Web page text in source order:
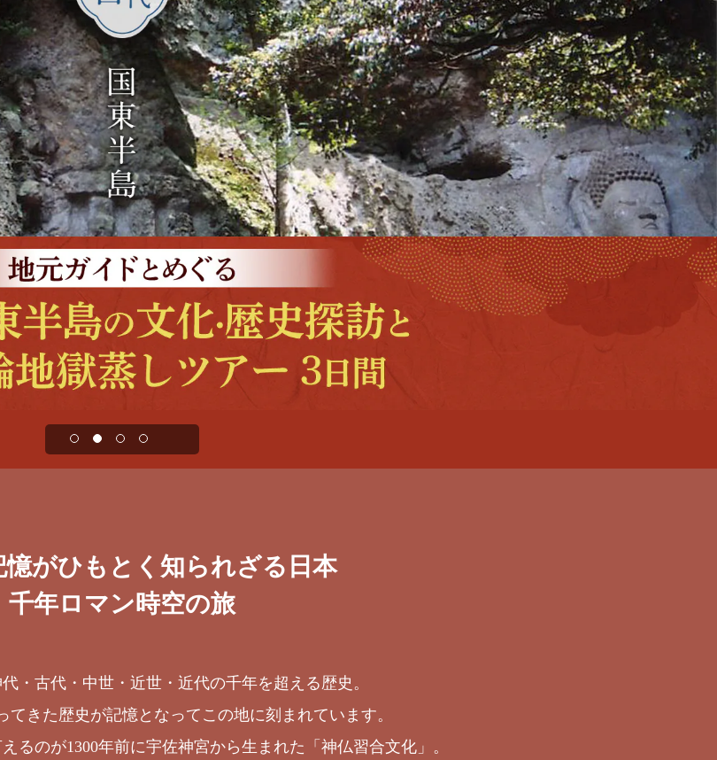
憶がひもとく知られざる日本
千年ロマン時空の旅
・古代・中世・近世・近代の千年を超える歴史。
てきた歴史が記憶となってこの地に刻まれています。
るのが1300年前に宇佐神宮から生まれた「神仏習合文化」。